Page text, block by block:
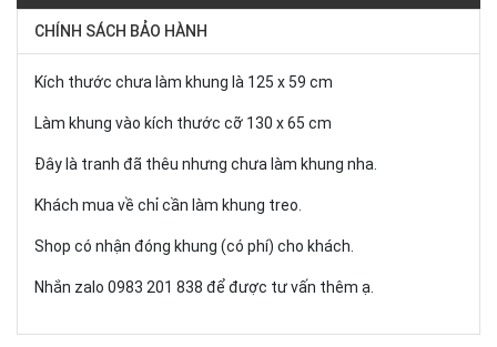
CHÍNH SÁCH BẢO HÀNH
Kích thước chưa làm khung là 125 x 59 cm
Làm khung vào kích thước cỡ 130 x 65 cm
Đây là tranh đã thêu nhưng chưa làm khung nha.
Khách mua về chỉ cần làm khung treo.
Shop có nhận đóng khung (có phí) cho khách.
Nhắn zalo 0983 201 838 để được tư vấn thêm ạ.